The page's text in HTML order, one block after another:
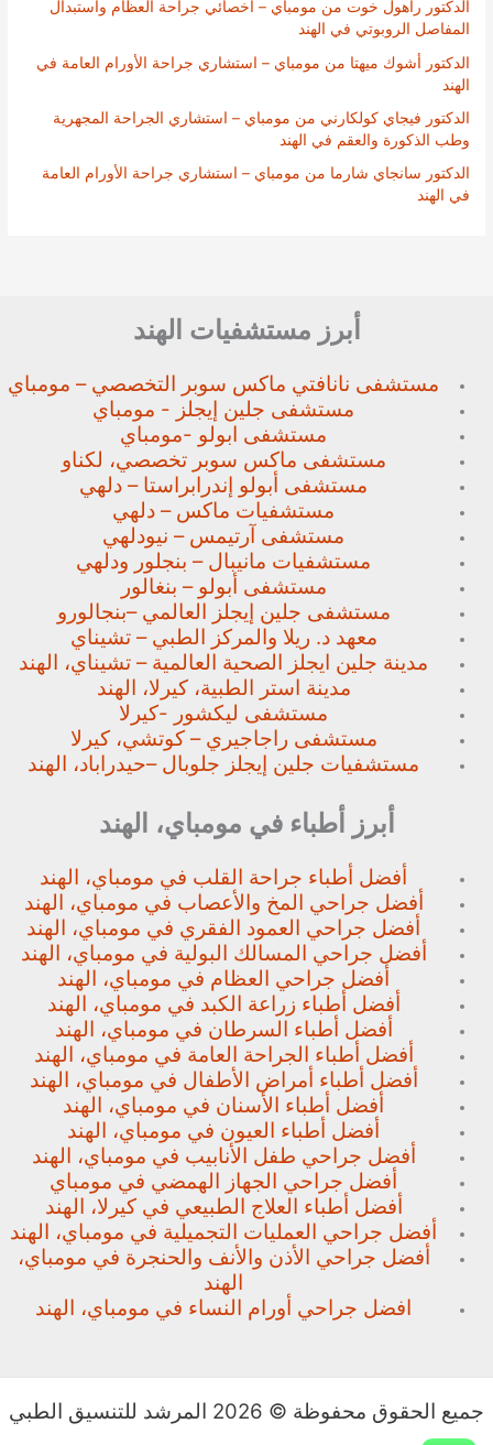
الدكتور راهول خوت من مومباي – أخصائي جراحة العظام واستبدال
المفاصل الروبوتي في الهند
الدكتور أشوك ميهتا من مومباي – استشاري جراحة الأورام العامة في
الهند
الدكتور فيجاي كولكارني من مومباي – استشاري الجراحة المجهرية
وطب الذكورة والعقم في الهند
الدكتور سانجاي شارما من مومباي – استشاري جراحة الأورام العامة
في الهند
أبرز مستشفيات الهند
مستشفى نانافتي ماكس سوبر التخصصي – مومباي
مستشفى جلين إيجلز - مومباي
مستشفى ابولو -مومباي
مستشفى ماكس سوبر تخصصي، لكناو
مستشفى أبولو إندرابراستا – دلهي
مستشفيات ماكس – دلهي
مستشفى آرتيمس – نيودلهي
مستشفيات مانيبال – بنجلور ودلهي
مستشفى أبولو – بنغالور
مستشفى جلين إيجلز العالمي –بنجالورو
معهد د. ريلا والمركز الطبي – تشيناي
مدينة جلين ايجلز الصحية العالمية – تشيناي، الهند
مدينة استر الطبية، كيرلا، الهند
مستشفى ليكشور -كيرلا
مستشفى راجاجيري – كوتشي، كيرلا
مستشفيات جلين إيجلز جلوبال –حيدراباد، الهند
أبرز أطباء في مومباي، الهند
أفضل أطباء جراحة القلب في مومباي، الهند
أفضل جراحي المخ والأعصاب في مومباي، الهند
أفضل جراحي العمود الفقري في مومباي، الهند
أفضل جراحي المسالك البولية في مومباي، الهند
أفضل جراحي العظام في مومباي، الهند
أفضل أطباء زراعة الكبد في مومباي، الهند
أفضل أطباء السرطان في مومباي، الهند
أفضل أطباء الجراحة العامة في مومباي، الهند
أفضل أطباء أمراض الأطفال في مومباي، الهند
أفضل أطباء الأسنان في مومباي، الهند
أفضل أطباء العيون في مومباي، الهند
أفضل جراحي طفل الأنابيب في مومباي، الهند
أفضل جراحي الجهاز الهمضي في مومباي
أفضل أطباء العلاج الطبيعي في كيرلا، الهند
أفضل جراحي العمليات التجميلية في مومباي، الهند
أفضل جراحي الأذن والأنف والحنجرة في مومباي،
الهند
افضل جراحي أورام النساء في مومباي، الهند
جميع الحقوق محفوظة © 2026 المرشد للتنسيق الطبي